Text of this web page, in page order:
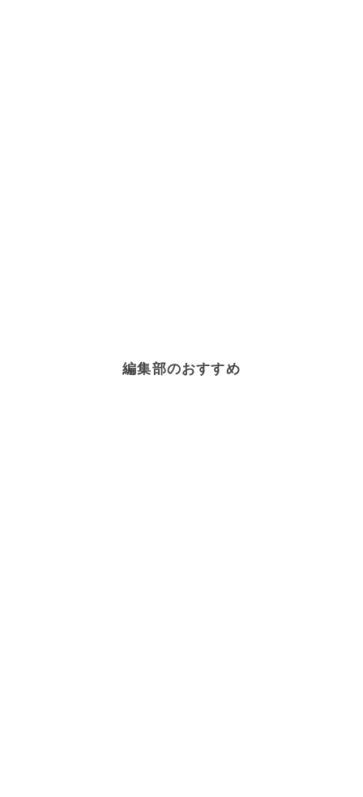
編集部のおすすめ